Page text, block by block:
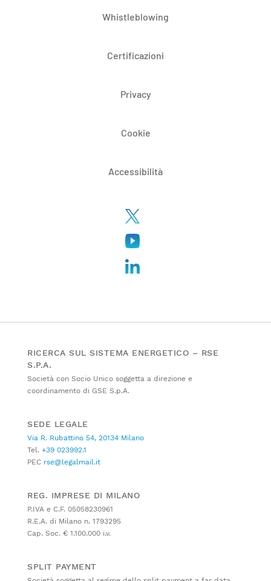
Whistleblowing
Certificazioni
Privacy
Cookie
Accessibilità
RICERCA SUL SISTEMA ENERGETICO – RSE
S.P.A.
Società con Socio Unico soggetta a direzione e
coordinamento di GSE S.p.A.
SEDE LEGALE
Via R. Rubattino 54, 20134 Milano
Tel. +39 023992.1
PEC rse@legalmail.it
REG. IMPRESE DI MILANO
P.IVA e C.F. 05058230961
R.E.A. di Milano n. 1793295
Cap. Soc. € 1.100.000 i.v.
SPLIT PAYMENT